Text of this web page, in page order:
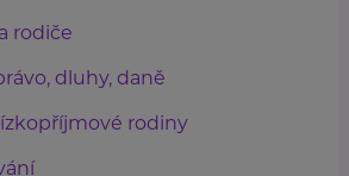
rodiče
dluhy, daně
rodiny